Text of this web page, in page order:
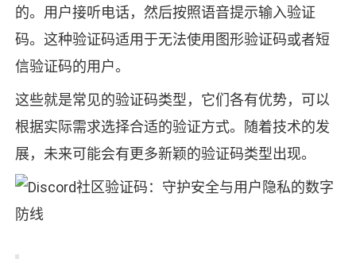
的。用户接听电话，然后按照语音提示输入验证
码。这种验证码适用于无法使用图形验证码或者短
信验证码的用户。
这些就是常见的验证码类型，它们各有优势，可以
根据实际需求选择合适的验证方式。随着技术的发
展，未来可能会有更多新颖的验证码类型出现。